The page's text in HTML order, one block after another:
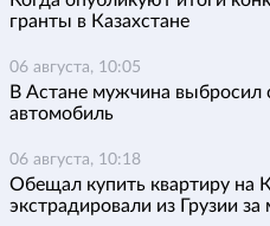
гранты в Казахстане
06 августа, 10:05
В Астане мужчина выбросил
автомобиль
06 августа, 10:18
Обещал купить квартиру на
экстрадировали из Грузии